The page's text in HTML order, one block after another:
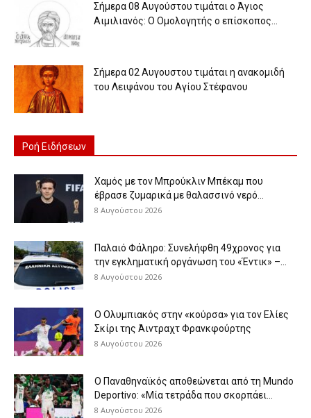
Σήμερα 08 Αυγούστου τιμάται ο Άγιος
Αιμιλιανός: Ο Ομολογητής ο επίσκοπος...
Σήμερα 02 Αυγουστου τιμάται η ανακομιδή
του Λειψάνου του Αγίου Στέφανου
Ροή Ειδήσεων
Χαμός με τον Μπρούκλιν Μπέκαμ που
έβρασε ζυμαρικά με θαλασσινό νερό...
8 Αυγούστου 2026
Παλαιό Φάληρο: Συνελήφθη 49χρονος για
την εγκληματική οργάνωση του «Έντικ» –...
8 Αυγούστου 2026
Ο Ολυμπιακός στην «κούρσα» για τον Ελίες
Σκίρι της Άιντραχτ Φρανκφούρτης
8 Αυγούστου 2026
Ο Παναθηναϊκός αποθεώνεται από τη Mundo
Deportivo: «Μία τετράδα που σκορπάει...
8 Αυγούστου 2026